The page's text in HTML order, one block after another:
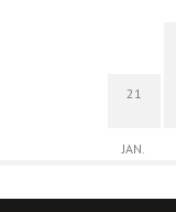
21
JAN.